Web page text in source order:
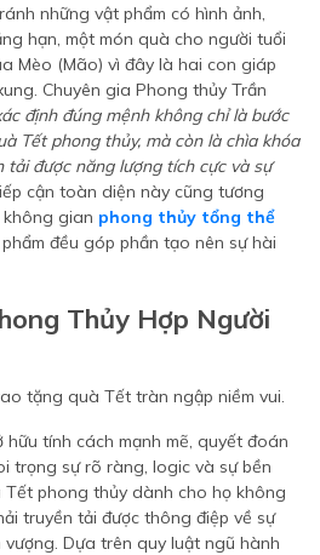
những vật phẩm có hình ảnh,
hạn, một món quà cho người tuổi
Mèo (Mão) vì đây là hai con giáp
Chuyên gia Phong thủy Trần
định đúng mệnh không chỉ là bước
Tết phong thủy, mà còn là chìa khóa
được năng lượng tích cực và sự
cận toàn diện này cũng tương
gian phong thủy tổng thể
đều góp phần tạo nên sự hài
Thủy Hợp Người
hữu tính cách mạnh mẽ, quyết đoán
trọng sự rõ ràng, logic và sự bền
Tết phong thủy dành cho họ không
truyền tải được thông điệp về sự
Dựa trên quy luật ngũ hành